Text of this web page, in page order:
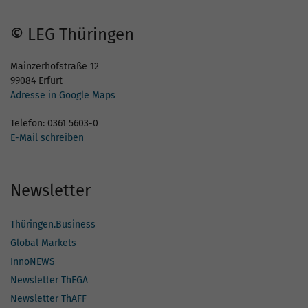
© LEG Thüringen
Mainzerhofstraße 12
99084 Erfurt
Adresse in Google Maps
Telefon: 0361 5603-0
E-Mail schreiben
Newsletter
Thüringen.Business
Global Markets
InnoNEWS
Newsletter ThEGA
Newsletter ThAFF